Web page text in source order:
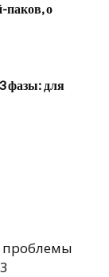
паков, о
фазы: для
проблемы